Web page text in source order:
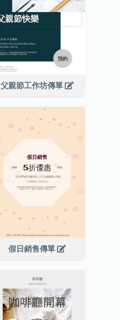
父親節工作坊傳單
假日銷售傳單